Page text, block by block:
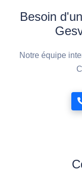
Besoin
Notre équipe